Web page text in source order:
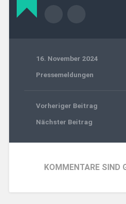
16. November 2024
Pressemeldungen
Vorheriger Beitrag
Nächster Beitrag
KOMMENTARE SIND